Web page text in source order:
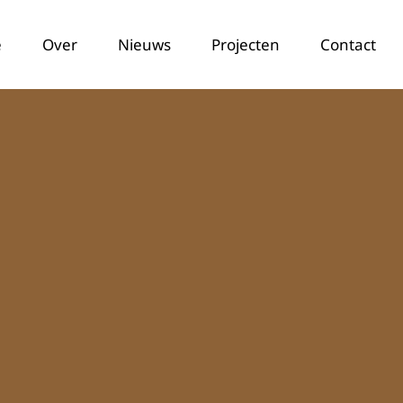
Over Nieuws Projecten Contact